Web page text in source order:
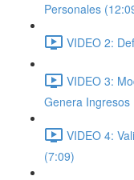
Personales
VIDEO 2:
VIDEO 3:
Genera Ingresos
VIDEO 4:
(7:09)